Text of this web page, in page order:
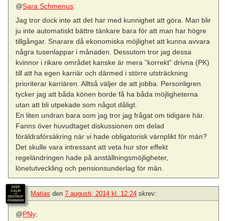
@Sara Schmenus:
Jag tror dock inte att det har med kunnighet att göra. Man blir
ju inte automatiskt bättre tänkare bara för att man har högre
tillgångar. Snarare då ekonomiska möjlighet att kunna avvara
några tusenlappar i månaden. Dessutom tror jag dessa
kvinnor i rikare området kanske är mera ”korrekt” drivna (PK)
till att ha egen karriär och därmed i större utsträckning
prioriterar karriären. Alltså väljer de att jobba. Personligren
tycker jag att båda könen borde få ha båda möjligheterna
utan att bli utpekade som något dåligt.
En liten undran bara som jag tror jag frågat om tidigare här.
Fanns över huvudtaget diskussionen om delad
föräldraförsäkring när vi hade obligatorisk värnplikt för män?
Det skulle vara intressant att veta hur stor effekt
regeländringen hade på anställningsmöjligheter,
lönetutveckling och pensionsunderlag för män.
Matias den 7 augusti, 2014 kl. 12:24 skrev:
@PNy: